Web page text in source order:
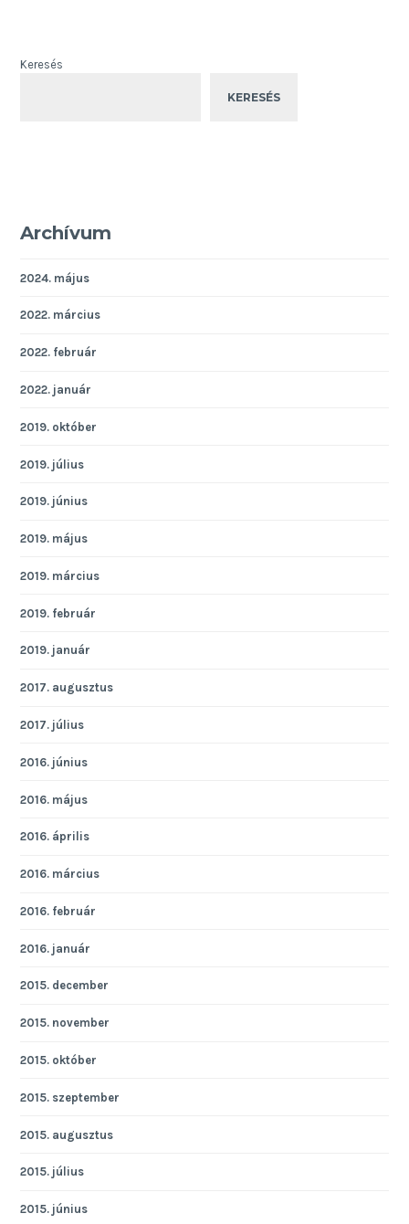
Keresés
KERESÉS
Archívum
2024. május
2022. március
2022. február
2022. január
2019. október
2019. július
2019. június
2019. május
2019. március
2019. február
2019. január
2017. augusztus
2017. július
2016. június
2016. május
2016. április
2016. március
2016. február
2016. január
2015. december
2015. november
2015. október
2015. szeptember
2015. augusztus
2015. július
2015. június